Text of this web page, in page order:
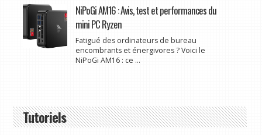
NiPoGi AM16 : Avis, test et performances du
mini PC Ryzen
Fatigué des ordinateurs de bureau
encombrants et énergivores ? Voici le
NiPoGi AM16 : ce ...
Tutoriels